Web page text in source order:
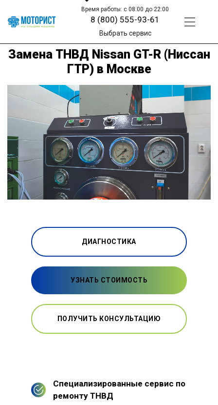
Время работы: с 08:00 до 22:00
8 (800) 555-93-61
Выбрать сервис
Замена ТНВД Nissan GT-R (Ниссан
ГТР) в Москве
ДИАГНОСТИКА
УЗНАТЬ СТОИМОСТЬ
ПОЛУЧИТЬ КОНСУЛЬТАЦИЮ
Специализированные сервис по
ремонту ТНВД